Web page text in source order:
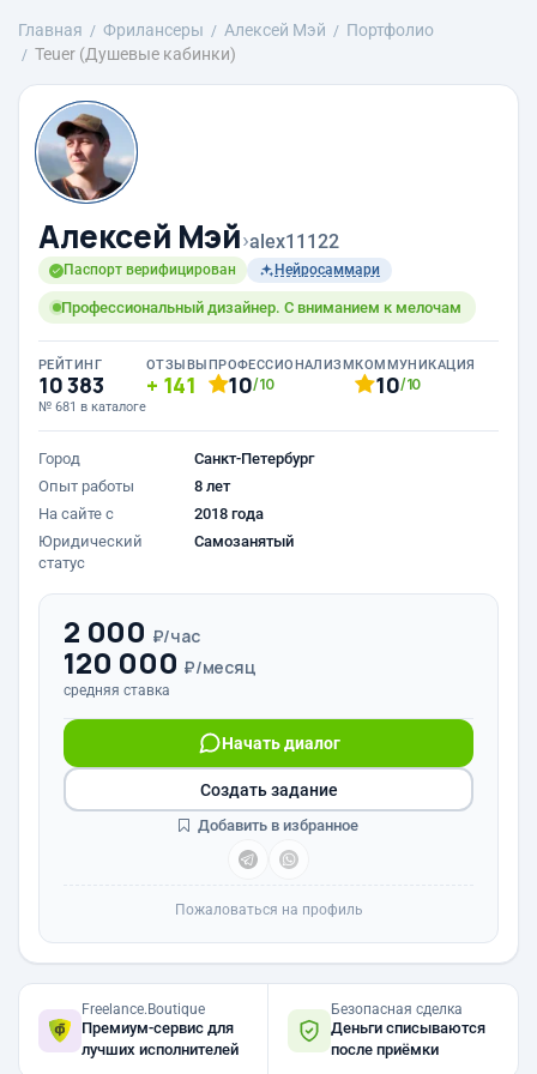
Главная Фрилансеры Алексей Мэй
Портфолио
Teuer (Душевые кабинки)
Алексей Мэй›alex11122
Паспорт верифицирован Нейросаммари
Профессиональный дизайнер. С вниманием к мелочам
РЕЙТИНГ
10 383
№ 681 в каталоге
ОТЗЫВЫ
141
ПРОФЕССИОНАЛИЗМ
10/10
КОММУНИКАЦИЯ
10/10
Город
Санкт-Петербург
Опыт работы
8 лет
На сайте с
2018 года
Юридический
статус
Самозанятый
2 000 ₽/час
120 000 ₽/месяц
средняя ставка
Начать диалог
Создать задание
Добавить в избранное
Пожаловаться на профиль
Freelance.Boutique
Премиум-сервис для
лучших исполнителей
Безопасная сделка
Деньги списываются
после приёмки